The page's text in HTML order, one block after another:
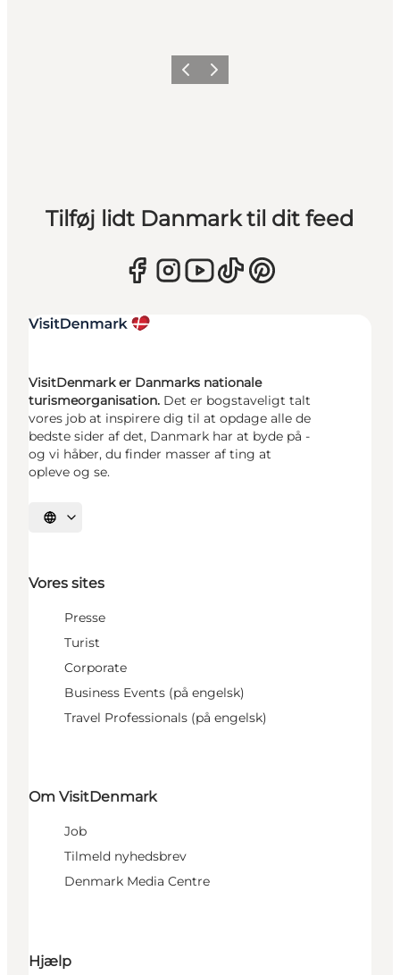
ForrigeNæste
Tilføj lidt Danmark til dit feed
VisitDenmark er Danmarks nationale
turismeorganisation. Det er bogstaveligt talt
vores job at inspirere dig til at opdage alle de
bedste sider af det, Danmark har at byde på -
og vi håber, du finder masser af ting at
opleve og se.
Vælg sprog
Vores sites
Presse
Turist
Corporate
Business Events (på engelsk)
Travel Professionals (på engelsk)
Om VisitDenmark
Job
Tilmeld nyhedsbrev
Denmark Media Centre
Hjælp